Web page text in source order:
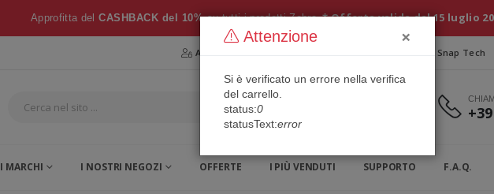
Approfitta del CASHBACK del 10%su tutti i prodotti Zebra * Offerta valida dal 15 luglio
Area Riservata Snap Tech
I MARCHI I NOSTRI NEGOZI OFFERTE I PIÙ VENDUTI SUPPORTO F.A.Q.
Attenzione ×
Si è verificato un errore nella verifica
del carrello.
status:0
statusText:error